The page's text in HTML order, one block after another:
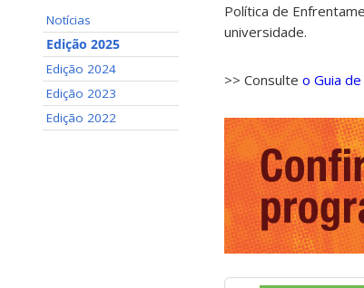
Notícias
Edição 2025
Edição 2024
Edição 2023
Edição 2022
Política de
universidade.
>> Consulte o Guia